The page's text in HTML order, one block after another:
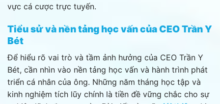
vực cá cược trực tuyến.
Tiểu sử và nền tảng học vấn của CEO Trần Y
Bét
Để hiểu rõ vai trò và tầm ảnh hưởng của CEO Trần Y
Bét, cần nhìn vào nền tảng học vấn và hành trình phát
triển cá nhân của ông. Những năm tháng học tập và
kinh nghiệm tích lũy chính là tiền đề vững chắc cho sự